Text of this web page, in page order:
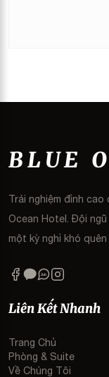
BLUE
Trải nghiệm đỉnh
Ocean Hotel. Đội
một kỳ nghỉ khó quên
Zalo
Liên Kết Nhanh
Trang Chủ
Phòng & Suite
Về Chúng Tôi